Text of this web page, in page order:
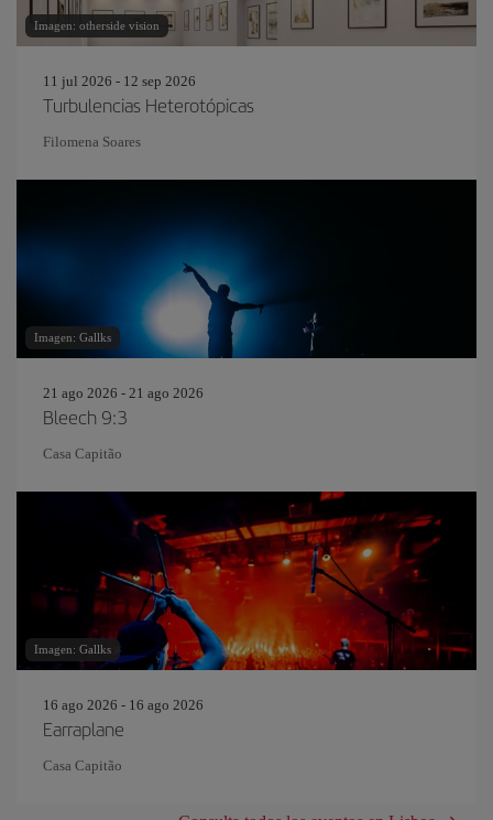
Imagen: otherside vision
11 jul 2026 - 12 sep 2026
Turbulencias Heterotópicas
Filomena Soares
Imagen: Gallks
21 ago 2026 - 21 ago 2026
Bleech 9:3
Casa Capitão
Imagen: Gallks
16 ago 2026 - 16 ago 2026
Earraplane
Casa Capitão